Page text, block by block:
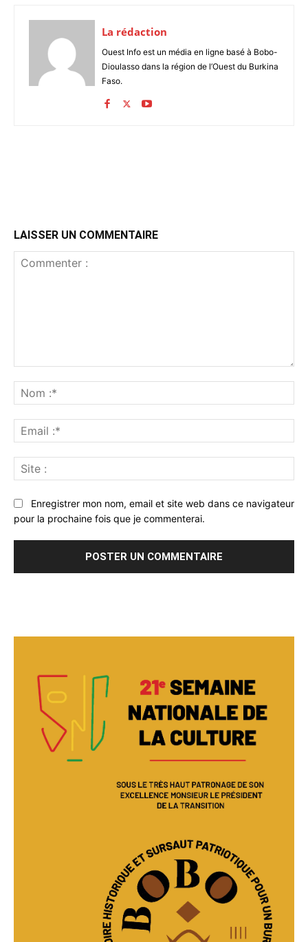
La rédaction
Ouest Info est un média en ligne basé à Bobo-
Dioulasso dans la région de l’Ouest du Burkina
Faso.
LAISSER UN COMMENTAIRE
:*
:*
:
Enregistrer mon nom, email et site web dans ce navigateur
pour la prochaine fois que je commenterai.